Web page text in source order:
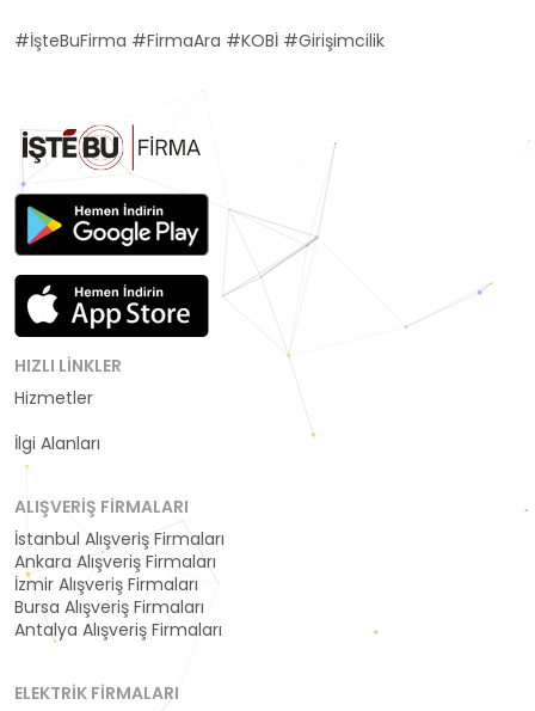
#İşteBuFirma #FirmaAra #KOBİ #Girişimcilik
HIZLI LINKLER
Hizmetler
İlgi Alanları
ALIŞVERIŞ FIRMALARI
İstanbul Alışveriş Firmaları
Ankara Alışveriş Firmaları
İzmir Alışveriş Firmaları
Bursa Alışveriş Firmaları
Antalya Alışveriş Firmaları
ELEKTRIK FIRMALARI